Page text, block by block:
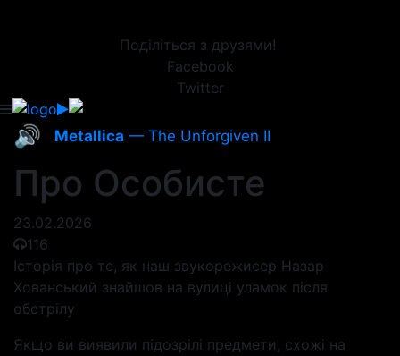
Поділіться з друзями!
Facebook
Twitter
🔊 Metallica — The Unforgiven II
Про Особисте
23.02.2026
116
Історія про те, як наш звукорежисер Назар
Хованський знайшов на вулиці уламок після
обстрілу
Якщо ви виявили підозрілі предмети, схожі на